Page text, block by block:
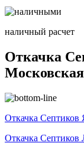
наличный расчет
Откачка
Откачка Септиков
Откачка